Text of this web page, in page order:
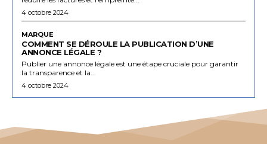
4 octobre 2024
MARQUE
COMMENT SE DÉROULE LA PUBLICATION D’UNE
ANNONCE LÉGALE ?
Publier une annonce légale est une étape cruciale pour garantir
la transparence et la...
4 octobre 2024